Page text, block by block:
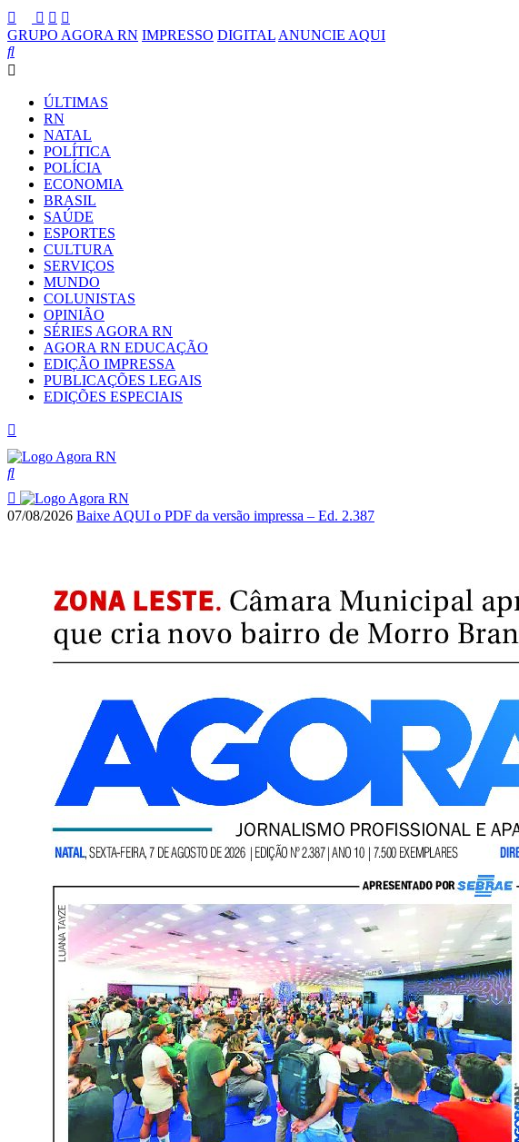
GRUPO AGORA RN IMPRESSO DIGITAL ANUNCIE AQUI
ÚLTIMAS
RN
NATAL
POLÍTICA
POLÍCIA
ECONOMIA
BRASIL
SAÚDE
ESPORTES
CULTURA
SERVIÇOS
MUNDO
COLUNISTAS
OPINIÃO
SÉRIES AGORA RN
AGORA RN EDUCAÇÃO
EDIÇÃO IMPRESSA
PUBLICAÇÕES LEGAIS
EDIÇÕES ESPECIAIS
07/08/2026 Baixe AQUI o PDF da versão impressa – Ed. 2.387